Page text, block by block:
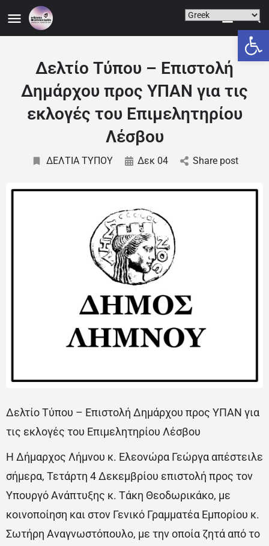
Δελτίο Τύπου – Επιστολή
Δημάρχου προς ΥΠΑΝ για τις
εκλογές του Επιμελητηρίου
Λέσβου
ΔΕΛΤΙΑ ΤΥΠΟΥ Δεκ 04 Share post
Δελτίο Τύπου – Επιστολή Δημάρχου προς ΥΠΑΝ για
τις εκλογές του Επιμελητηρίου Λέσβου
Η Δήμαρχος Λήμνου κ. Ελεονώρα Γεώργα απέστειλε
σήμερα, Τετάρτη 4 Δεκεμβρίου επιστολή προς τον
Υπουργό Ανάπτυξης κ. Τάκη Θεοδωρικάκο, με
κοινοποίηση και στον Γενικό Γραμματέα Εμπορίου κ.
Σωτήρη Αναγνωστόπουλο, με την οποία ζητά από το